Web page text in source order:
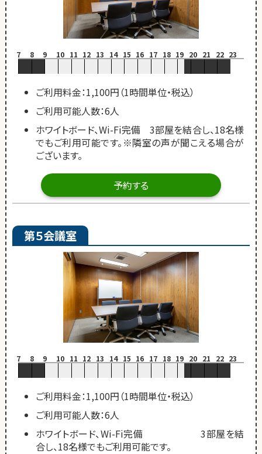
7 8 9 10 11 12 13 14 15 16 17 18 19 20 21 22 23
ご利用料金：1,100円（1時間単位・税込）
ご利用可能人数：6人
ホワイトボード、Wi-Fi完備 3部屋を結合し、18名様
でもご利用可能です。※隣室の声が聞こえる場合が
ございます。
予約する
第５会議室
7 8 9 10 11 12 13 14 15 16 17 18 19 20 21 22 23
ご利用料金：1,100円（1時間単位・税込）
ご利用可能人数：6人
ホワイトボード、Wi-Fi完備 3部屋を結
合し、18名様でもご利用可能です。